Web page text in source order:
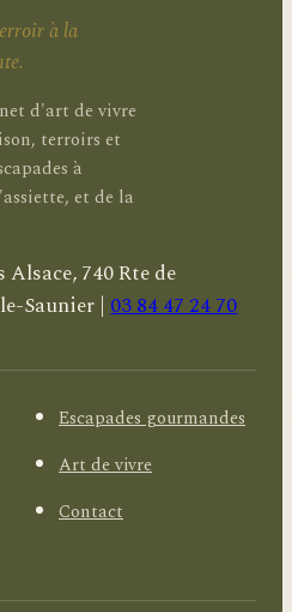
à la
d'art de vivre
terroirs et
à
et de la
Alsace, 740 Rte de
Saunier |03 84 47 24 70
Escapades gourmandes
Art de vivre
Contact